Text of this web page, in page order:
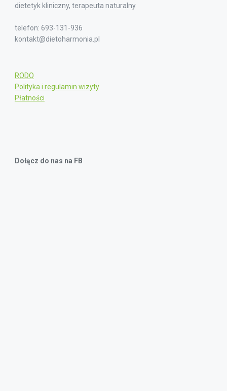
dietetyk kliniczny, terapeuta naturalny
telefon: 693-131-936
kontakt@dietoharmonia.pl
RODO
Polityka i regulamin wizyty
Płatności
Dołącz do nas na FB